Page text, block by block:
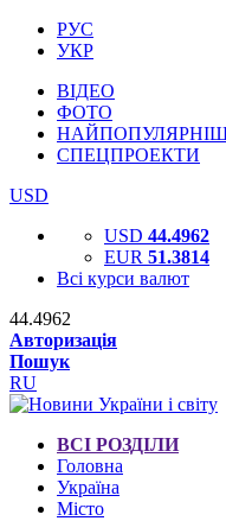
РУС
УКР
ВІДЕО
ФОТО
СПЕЦПРОЕКТИ
USD
USD 44.4962
EUR 51.3814
Всі курси валют
44.4962
Авторизація
Пошук
RU
ВСІ РОЗДІЛИ
Головна
Україна
Місто